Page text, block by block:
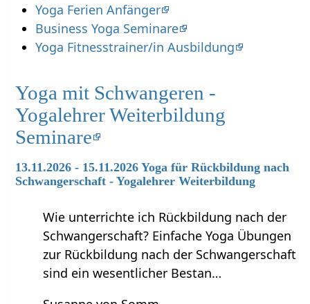
Yoga Ferien Anfänger
Business Yoga Seminare
Yoga Fitnesstrainer/in Ausbildung
Yoga mit Schwangeren -
Yogalehrer Weiterbildung
Seminare
13.11.2026 - 15.11.2026 Yoga für Rückbildung nach
Schwangerschaft - Yogalehrer Weiterbildung
Wie unterrichte ich Rückbildung nach der
Schwangerschaft? Einfache Yoga Übungen
zur Rückbildung nach der Schwangerschaft
sind ein wesentlicher Bestan…